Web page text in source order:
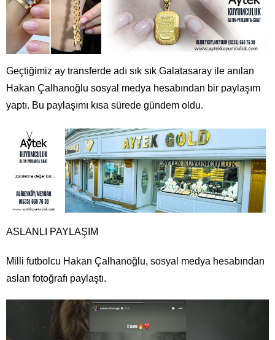
Geçtiğimiz ay transferde adı sık sık Galatasaray ile anılan
Hakan Çalhanoğlu sosyal medya hesabından bir paylaşım
yaptı. Bu paylaşımı kısa sürede gündem oldu.
ASLANLI PAYLAŞIM
Milli futbolcu Hakan Çalhanoğlu, sosyal medya hesabından
aslan fotoğrafı paylaştı.